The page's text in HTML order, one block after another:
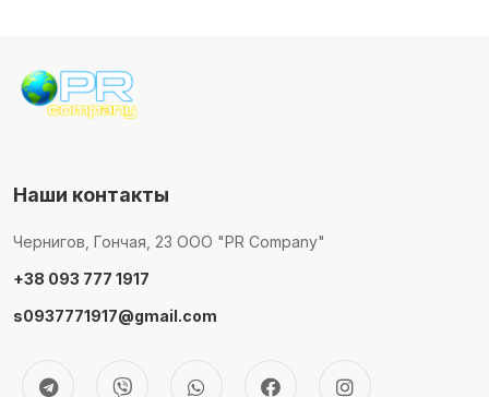
Наши контакты
Чернигов, Гончая, 23 ООО "PR Company"
+38 093 777 1917
s0937771917@gmail.com